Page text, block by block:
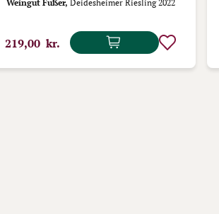
Weingut Fußer, Deidesheimer Riesling 2022
219,00 kr.